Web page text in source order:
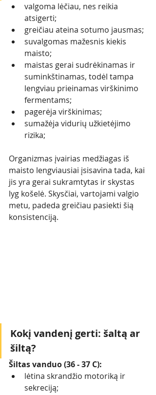
valgoma lėčiau, nes reikia
atsigerti;
greičiau ateina sotumo jausmas;
suvalgomas mažesnis kiekis
maisto;
maistas gerai sudrėkinamas ir
suminkštinamas, todėl tampa
lengviau prieinamas virškinimo
fermentams;
pagerėja virškinimas;
sumažėja vidurių užkietėjimo
rizika;
Organizmas įvairias medžiagas iš
maisto lengviausiai įsisavina tada, kai
jis yra gerai sukramtytas ir skystas
lyg košelė. Skysčiai, vartojami valgio
metu, padeda greičiau pasiekti šią
konsistenciją.
Kokį vandenį gerti: šaltą ar
šiltą?
Šiltas vanduo (36 - 37 C):
lėtina skrandžio motoriką ir
sekreciją;